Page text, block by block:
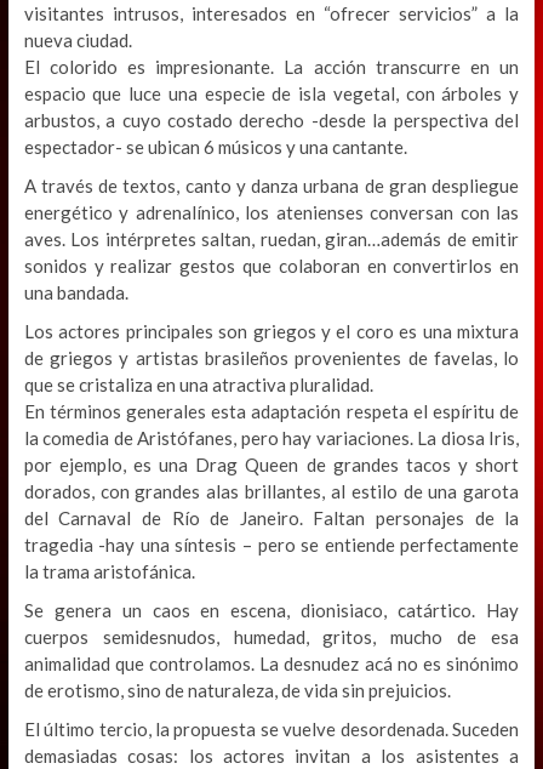
visitantes intrusos, interesados en “ofrecer servicios” a la
nueva ciudad.
El colorido es impresionante. La acción transcurre en un
espacio que luce una especie de isla vegetal, con árboles y
arbustos, a cuyo costado derecho -desde la perspectiva del
espectador- se ubican 6 músicos y una cantante.
A través de textos, canto y danza urbana de gran despliegue
energético y adrenalínico, los atenienses conversan con las
aves. Los intérpretes saltan, ruedan, giran…además de emitir
sonidos y realizar gestos que colaboran en convertirlos en
una bandada.
Los actores principales son griegos y el coro es una mixtura
de griegos y artistas brasileños provenientes de favelas, lo
que se cristaliza en una atractiva pluralidad.
En términos generales esta adaptación respeta el espíritu de
la comedia de Aristófanes, pero hay variaciones. La diosa Iris,
por ejemplo, es una Drag Queen de grandes tacos y short
dorados, con grandes alas brillantes, al estilo de una garota
del Carnaval de Río de Janeiro. Faltan personajes de la
tragedia -hay una síntesis – pero se entiende perfectamente
la trama aristofánica.
Se genera un caos en escena, dionisiaco, catártico. Hay
cuerpos semidesnudos, humedad, gritos, mucho de esa
animalidad que controlamos. La desnudez acá no es sinónimo
de erotismo, sino de naturaleza, de vida sin prejuicios.
El último tercio, la propuesta se vuelve desordenada. Suceden
demasiadas cosas: los actores invitan a los asistentes a